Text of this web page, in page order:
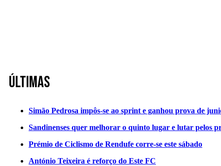
Últimas
Simão Pedrosa impôs-se ao sprint e ganhou prova de
Sandinenses quer melhorar o quinto lugar e lutar pelos
Prémio de Ciclismo de Rendufe corre-se este sábado
António Teixeira é reforço do Este FC